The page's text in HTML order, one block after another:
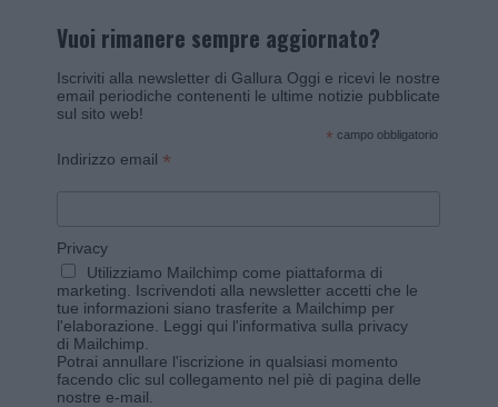
Vuoi rimanere sempre aggiornato?
Iscriviti alla newsletter di Gallura Oggi e ricevi le nostre
email periodiche contenenti le ultime notizie pubblicate
sul sito web!
* campo obbligatorio
Indirizzo email *
Privacy
Utilizziamo Mailchimp come piattaforma di
marketing. Iscrivendoti alla newsletter accetti che le
tue informazioni siano trasferite a Mailchimp per
l'elaborazione. Leggi qui l'informativa sulla privacy
di Mailchimp
Potrai annullare l'iscrizione in qualsiasi momento
facendo clic sul collegamento nel piè di pagina delle
nostre e-mail.